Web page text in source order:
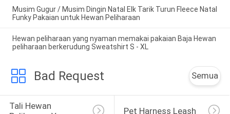
Musim Gugur / Musim Dingin Natal Elk Tarik Turun Fleece Natal
Funky Pakaian untuk Hewan Peliharaan
Hewan peliharaan yang nyaman memakai pakaian Baja Hewan
peliharaan berkerudung Sweatshirt S - XL
Bad Request Semua
Tali Hewan
Pet Harness Leash